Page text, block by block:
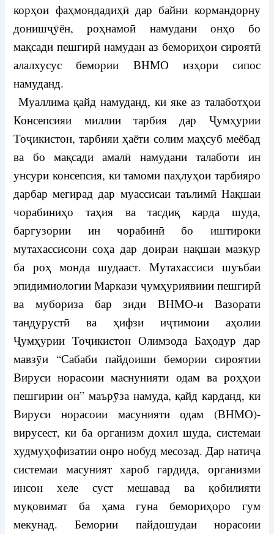
корҳои фаҳмондадиҳӣ дар байни кормандорну
донишҷӯён, роҳнамоӣ намудани онҳо бо
мақсади пешгирӣ намудан аз бемориҳои сироятӣ
алалхусус бемории ВНМО изҳори сипос
намуданд.
Муаллима қайд намуданд, ки яке аз талаботҳои
Консепсияи миллии тарбия дар Ҷумҳурии
Тоҷикистон, тарбияи ҳаёти солим маҳсуб меёбад
ва бо мақсади амалӣ намудани талаботи ин
унсури консепсия, ки тамоми паҳлуҳои тарбияро
дарбар мегирад дар муассисаи таълимӣ Нақшаи
чорабиниҳо таҳия ва тасдиқ карда шуда,
баргузории ин чорабинӣ бо иштироки
мутахассисони соҳа дар доираи нақшаи мазкур
ба роҳ монда шудааст. Мутахассиси шуъбаи
эпидимиологии Маркази ҷумҳуриявиии пешгирӣ
ва мубориза бар зиди ВНМО-и Вазорати
тандурустӣ ва ҳифзи иҷтимоии аҳолии
Ҷумҳурии Тоҷикистон Олимзода Баҳодур дар
мавзӯи “Сабаби пайдоиши бемории сироятии
Вируси норасоии маснунияти одам ва роҳҳои
пешгирии он” маърӯза намуда, қайд карданд, ки
Вируси норасоии масунияти одам (ВНМО)-
вирусест, ки ба организм дохил шуда, системаи
худмуҳофизатии онро нобуд месозад. Дар натиҷа
системаи масуният хароб гардида, организми
инсон хеле суст мешавад ва қобилияти
муқовимат ба ҳама гуна бемориҳоро гум
мекунад. Бемории пайдошудаи норасоии